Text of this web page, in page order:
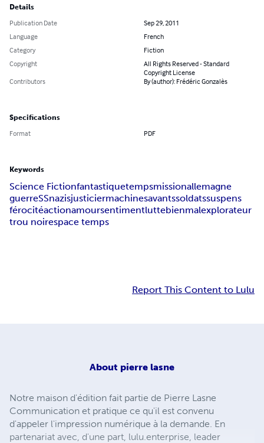
Details
Publication Date
Sep 29, 2011
Language
French
Category
Fiction
Copyright
All Rights Reserved - Standard
Copyright License
Contributors
By (author): Frédéric Gonzalès
Specifications
Format PDF
Keywords
Science Fictionfantastiquetempsmissionallemagne
guerreSSnazisjusticiermachinesavantssoldatssuspens
férocitéactionamoursentimentluttebienmalexplorateur
trou noirespace temps
Report This Content to Lulu
About pierre lasne
Notre maison d'édition fait partie de Pierre Lasne
Communication et pratique ce qu'il est convenu
d'appeler l'impression numérique à la demande. En
partenariat avec, d'une part, lulu.enterprise, leader